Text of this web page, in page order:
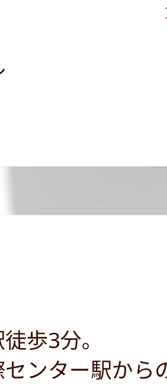
歩3分。
センター駅か